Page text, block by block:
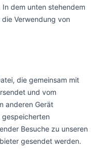
dem unten stehendem
Verwendung von
die gemeinsam mit
und vom
anderen Gerät
Besuche zu unseren
gesendet werden.